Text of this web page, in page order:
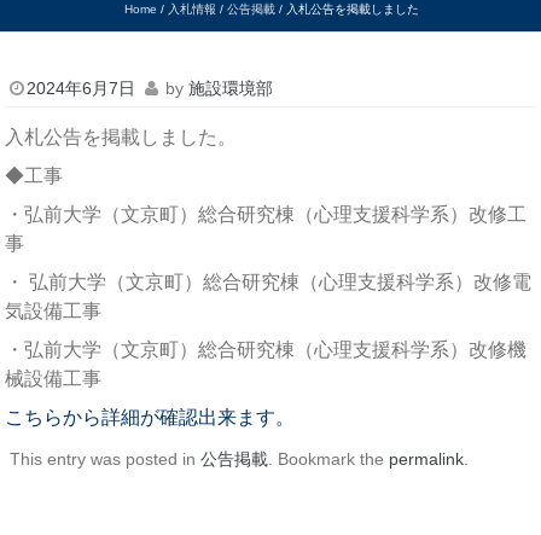
Home / 入札情報 / 公告掲載/ 入札公告を掲載しました
2024年6月7日 by 施設環境部
入札公告を掲載しました。
◆工事
・弘前大学（文京町）総合研究棟（心理支援科学系）改修工
事
・ 弘前大学（文京町）総合研究棟（心理支援科学系）改修電
気設備工事
・弘前大学（文京町）総合研究棟（心理支援科学系）改修機
械設備工事
こちらから詳細が確認出来ます。
This entry was posted in 公告掲載 . Bookmark the permalink